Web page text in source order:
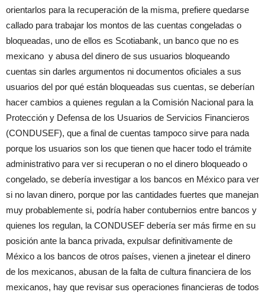
orientarlos para la recuperación de la misma, prefiere quedarse
callado para trabajar los montos de las cuentas congeladas o
bloqueadas, uno de ellos es Scotiabank, un banco que no es
mexicano y abusa del dinero de sus usuarios bloqueando
cuentas sin darles argumentos ni documentos oficiales a sus
usuarios del por qué están bloqueadas sus cuentas, se deberían
hacer cambios a quienes regulan a la Comisión Nacional para la
Protección y Defensa de los Usuarios de Servicios Financieros
(CONDUSEF), que a final de cuentas tampoco sirve para nada
porque los usuarios son los que tienen que hacer todo el trámite
administrativo para ver si recuperan o no el dinero bloqueado o
congelado, se debería investigar a los bancos en México para ver
si no lavan dinero, porque por las cantidades fuertes que manejan
muy probablemente si, podría haber contubernios entre bancos y
quienes los regulan, la CONDUSEF debería ser más firme en su
posición ante la banca privada, expulsar definitivamente de
México a los bancos de otros países, vienen a jinetear el dinero
de los mexicanos, abusan de la falta de cultura financiera de los
mexicanos, hay que revisar sus operaciones financieras de todos